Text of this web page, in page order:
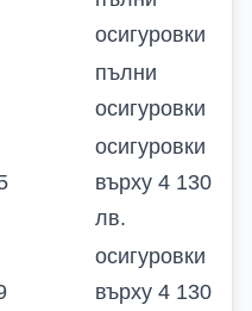
осигуровки
пълни
осигуровки
осигуровки
върху 4 130
лв.
осигуровки
върху 4 130